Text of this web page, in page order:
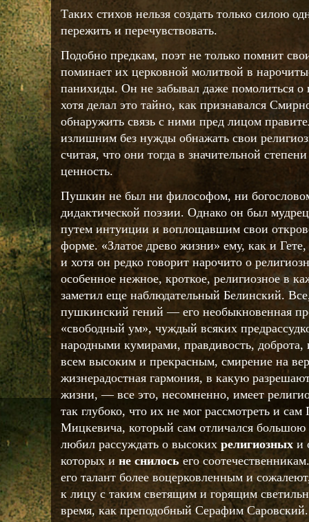
Таких стихов нельзя создать только силою
пережить и перечувствовать.
Подобно предкам, поэт не только помнит
поминает их церковной молитвой в
панихиды. Он не забывал даже помолиться о
хотя делал это тайно, как признавался
обнаружить связь с ними пред лицом
излишним без нужды обнажать свои
считая, что они тогда в значительной
ценность.
Пушкин не был ни философом, ни
дидактической поэзии. Однако он был
путем интуиции и воплощавшим свои
форме. «Златое древо жизни» ему, как и
и хотя он редко говорит нарочито о
особенное нежное, кроткое, религиозное в
заметил еще наблюдательный Белинский.
пушкинский гений — его необыкновенная
«свободный ум», чуждый всяких
народными кумирами, правдивость, доброта,
всем высоким и прекрасным, смирение на
жизнерадостная гармония, в какую
жизни, — все это, несомненно, имеет
так глубоко, что их не мог рассмотреть и
Мицкевича, который сам отличался
любил рассуждать о высоких религиозных и
которых и не снилосьего
его талант более воцерковленным и
к лицу с таким светящим и горящим
время, как преподобный Серафим